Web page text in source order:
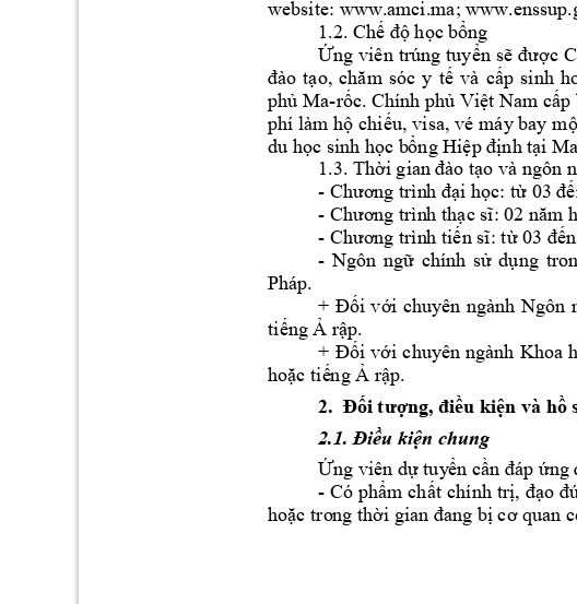
website: www.amci.ma; www
1.2. Chế độ học bổng
Ứng viên trúng tuyển sẽ được
đào tạo, chăm sóc y tế và cấp sinh
phủ Ma-rốc. Chính phủ Việt Nam cấp
phí làm hộ chiếu, visa, vé máy bay m
du học sinh học bổng Hiệp định tại
1.3. Thời gian đào tạo và ngôn
- Chương trình đại học: từ 03
- Chương trình thạc sĩ: 02 năm
- Chương trình tiến sĩ: từ 03
- Ngôn ngữ chính sử dụng
Pháp.
+ Đối với chuyên ngành Ngôn
tiếng Ả rập.
+ Đối với chuyên ngành Khoa h
hoặc tiếng Ả rập.
2.  Đối tượng, điều kiện và hồ
2.1. Điều kiện chung
Ứng viên dự tuyển cần đáp ứng
- Có phẩm chất chính trị, đạo
hoặc trong thời gian đang bị cơ quan